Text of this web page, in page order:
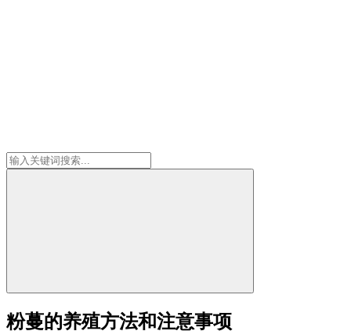
粉蔓的养殖方法和注意事项